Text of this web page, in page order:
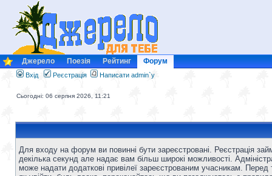
Джерело Поезія Рейтинг Форум
Вхід Реєстрація Написати admin`у
Сьогодні: 06 серпня 2026, 11:21
Для входу на форум ви повинні бути зареєстровані. Реєстрація
декілька секунд але надає вам більш широкі можливості.
може надати додаткові привілеї зареєстрованим учасникам. Перед